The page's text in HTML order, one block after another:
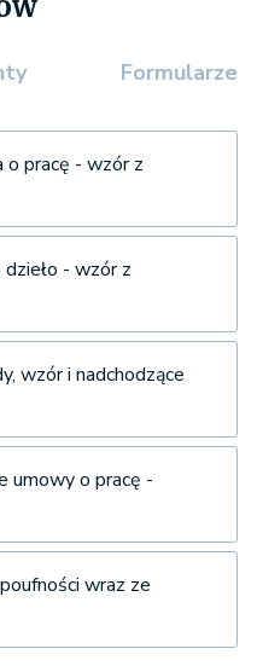
Formularze
pracę - wzór z
- wzór z
wzór i nadchodzące
umowy o pracę -
wraz ze